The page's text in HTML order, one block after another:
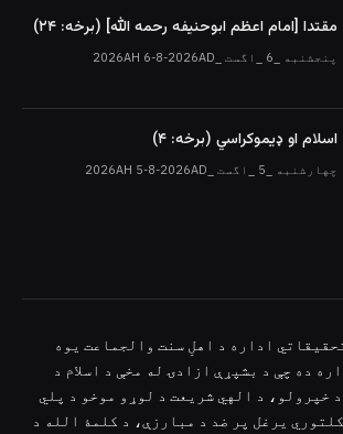
مقتدا [امام اعظم ابوحنیفه رحمه الله‎] (برخه: ۲۴)
پنجشنبه _6 _اگست _2026AH 6-8-2026AD
اسلام او ډیموکراسي (برخه: ۴)
چهارشنبه _5 _اگست _2026AH 5-8-2026AD
اداره د اهلِ سنت والجماعت یوه
ده چې د بشپړې ازادۍ له مخې د اسلام د
خپرولو، د الهي شریعت د لوړو موخو د پلي
یرغل پر ضد د مبارزې، د کلمۀ الله د